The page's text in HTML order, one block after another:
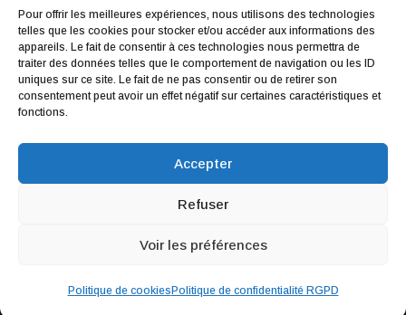
Pour offrir les meilleures expériences, nous utilisons des technologies
telles que les cookies pour stocker et/ou accéder aux informations des
appareils. Le fait de consentir à ces technologies nous permettra de
traiter des données telles que le comportement de navigation ou les ID
uniques sur ce site. Le fait de ne pas consentir ou de retirer son
consentement peut avoir un effet négatif sur certaines caractéristiques et
fonctions.
Accepter
Refuser
Voir les préférences
Politique de cookies Politique de confidentialité RGPD
Me contacter|Droit de rétractation|
Mentions légales & Politique de
confidentialité
Launay